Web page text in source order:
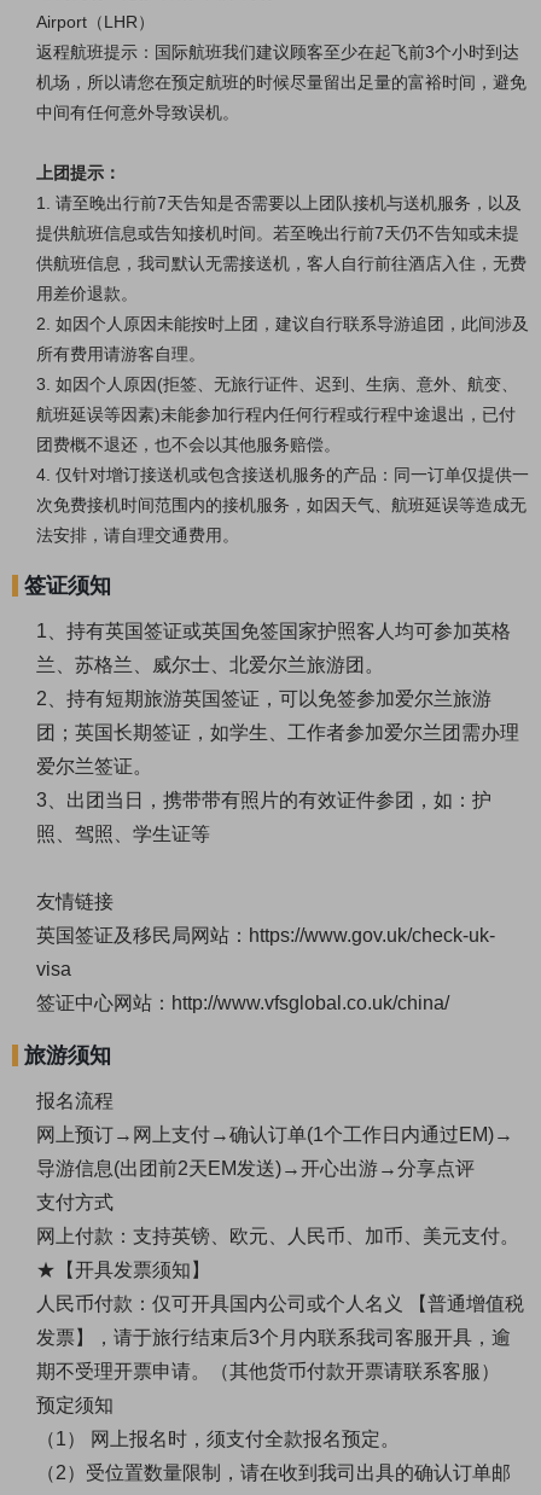
Airport（LHR）
返程航班提示：国际航班我们建议顾客至少在起飞前3个小时到达
机场，所以请您在预定航班的时候尽量留出足量的富裕时间，避免
中间有任何意外导致误机。
上团提示：
1. 请至晚出行前7天告知是否需要以上团队接机与送机服务，以及
提供航班信息或告知接机时间。若至晚出行前7天仍不告知或未提
供航班信息，我司默认无需接送机，客人自行前往酒店入住，无费
用差价退款。
2. 如因个人原因未能按时上团，建议自行联系导游追团，此间涉及
所有费用请游客自理。
3. 如因个人原因(拒签、无旅行证件、迟到、生病、意外、航变、
航班延误等因素)未能参加行程内任何行程或行程中途退出，已付
团费概不退还，也不会以其他服务赔偿。
4. 仅针对增订接送机或包含接送机服务的产品：同一订单仅提供一
次免费接机时间范围内的接机服务，如因天气、航班延误等造成无
法安排，请自理交通费用。
签证须知
1、持有英国签证或英国免签国家护照客人均可参加英格
兰、苏格兰、威尔士、北爱尔兰旅游团。
2、持有短期旅游英国签证，可以免签参加爱尔兰旅游
团；英国长期签证，如学生、工作者参加爱尔兰团需办理
爱尔兰签证。
3、出团当日，携带带有照片的有效证件参团，如：护
照、驾照、学生证等
友情链接
英国签证及移民局网站： https://www.gov.uk/check-uk-
visa
签证中心网站： http://www.vfsglobal.co.uk/china/
旅游须知
报名流程
网上预订→网上支付→确认订单(1个工作日内通过EM)→
导游信息(出团前2天EM发送)→开心出游→分享点评
支付方式
网上付款：支持英镑、欧元、人民币、加币、美元支付。
★【开具发票须知】
人民币付款：仅可开具国内公司或个人名义
【普通增值税
发票】，请于旅行结束后3个月内联系我司客服开具，逾
期不受理开票申请。（其他货币付款开票请联系客服）
预定须知
（1） 网上报名时，须支付全款报名预定。
（2）受位置数量限制，请在收到我司出具的确认订单邮